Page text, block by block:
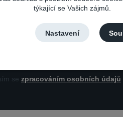
se zpracováním osobních údajů
týkající se Vašich zájmů.
Nastavení